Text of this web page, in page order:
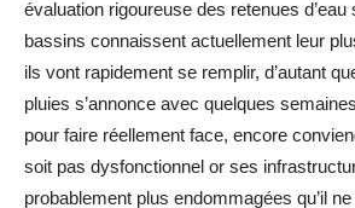
évaluation rigoureuse des retenues d’eau
bassins connaissent actuellement leur
ils vont rapidement se remplir, d’autant
pluies s’annonce avec quelques
pour faire réellement face, encore
soit pas dysfonctionnel or ses
probablement plus endommagées qu’il